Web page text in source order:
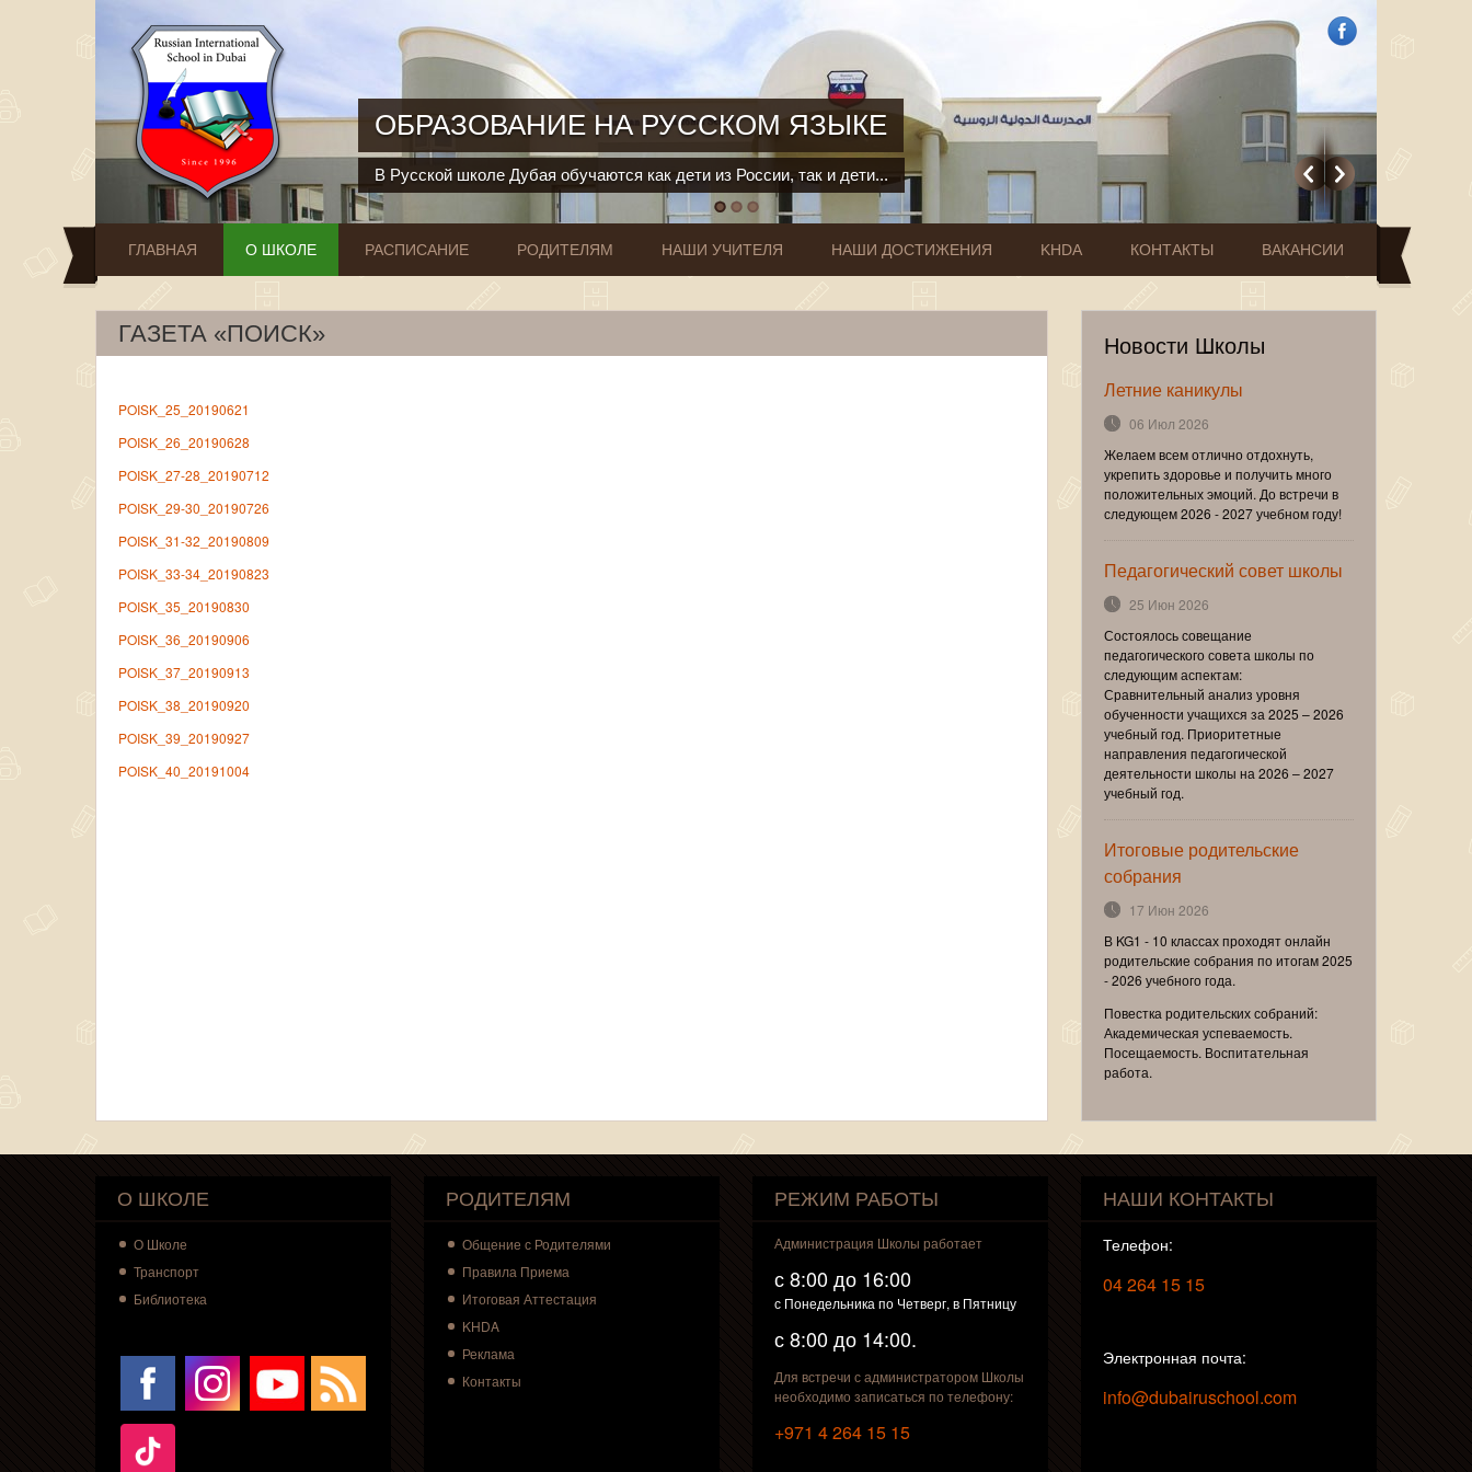
ОБРАЗОВАНИЕ НА РУССКОМ ЯЗЫКЕ
В Русской школе Дубая обучаются как дети из России, так и дети...
ГЛАВНАЯ О ШКОЛЕ РАСПИСАНИЕ РОДИТЕЛЯМ НАШИ УЧИТЕЛЯ НАШИ ДОСТИЖЕНИЯ KHDA КОНТАКТЫ ВАКАНСИИ
ГАЗЕТА «ПОИСК»
POISK_25_20190621
POISK_26_20190628
POISK_27-28_20190712
POISK_29-30_20190726
POISK_31-32_20190809
POISK_33-34_20190823
POISK_35_20190830
POISK_36_20190906
POISK_37_20190913
POISK_38_20190920
POISK_39_20190927
POISK_40_20191004
Новости Школы
Летние каникулы
06 Июл 2026
Желаем всем отлично отдохнуть,
укрепить здоровье и получить много
положительных эмоций. До встречи в
следующем 2026 - 2027 учебном году!
Педагогический совет школы
25 Июн 2026
Состоялось совещание
педагогического совета школы по
следующим аспектам:
Сравнительный анализ уровня
обученности учащихся за 2025 – 2026
учебный год. Приоритетные
направления педагогической
деятельности школы на 2026 – 2027
учебный год.
Итоговые родительские
собрания
17 Июн 2026
В KG1 - 10 классах проходят онлайн
родительские собрания по итогам 2025
- 2026 учебного года.
Повестка родительских собраний:
Академическая успеваемость.
Посещаемость. Воспитательная
работа.
О ШКОЛЕ
О Школе
Транспорт
Библиотека
РОДИТЕЛЯМ
Общение с Родителями
Правила Приема
Итоговая Аттестация
KHDA
Реклама
Контакты
РЕЖИМ РАБОТЫ
Администрация Школы работает
с 8:00 до 16:00
с Понедельника по Четверг, в Пятницу
с 8:00 до 14:00.
Для встречи с администратором Школы
необходимо записаться по телефону:
+971 4 264 15 15
НАШИ КОНТАКТЫ
Телефон:
04 264 15 15
Электронная почта:
info@dubairuschool.com